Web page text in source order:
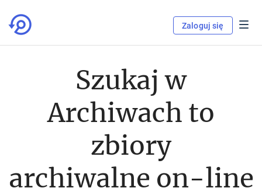
Zaloguj się
Szukaj w
Archiwach to
zbiory
archiwalne on-line